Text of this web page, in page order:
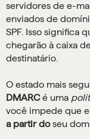
servidores de e-
enviados de
SPF. Isso significa
chegarão à caixa
destinatário.
O estado mais
DMARCé uma
você impede que
a partir doseu